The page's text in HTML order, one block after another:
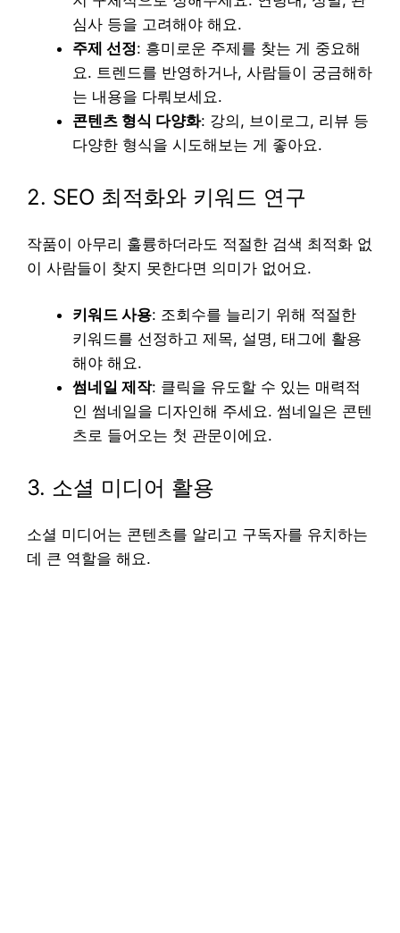
심사 등을 고려해야 해요.
주제 선정: 흥미로운 주제를 찾는 게 중요해
요. 트렌드를 반영하거나, 사람들이 궁금해하
는 내용을 다뤄보세요.
콘텐츠 형식 다양화: 강의, 브이로그, 리뷰 등
다양한 형식을 시도해보는 게 좋아요.
2. SEO 최적화와 키워드 연구
작품이 아무리 훌륭하더라도 적절한 검색 최적화 없
이 사람들이 찾지 못한다면 의미가 없어요.
키워드 사용: 조회수를 늘리기 위해 적절한
키워드를 선정하고 제목, 설명, 태그에 활용
해야 해요.
썸네일 제작: 클릭을 유도할 수 있는 매력적
인 썸네일을 디자인해 주세요. 썸네일은 콘텐
츠로 들어오는 첫 관문이에요.
3. 소셜 미디어 활용
소셜 미디어는 콘텐츠를 알리고 구독자를 유치하는
데 큰 역할을 해요.